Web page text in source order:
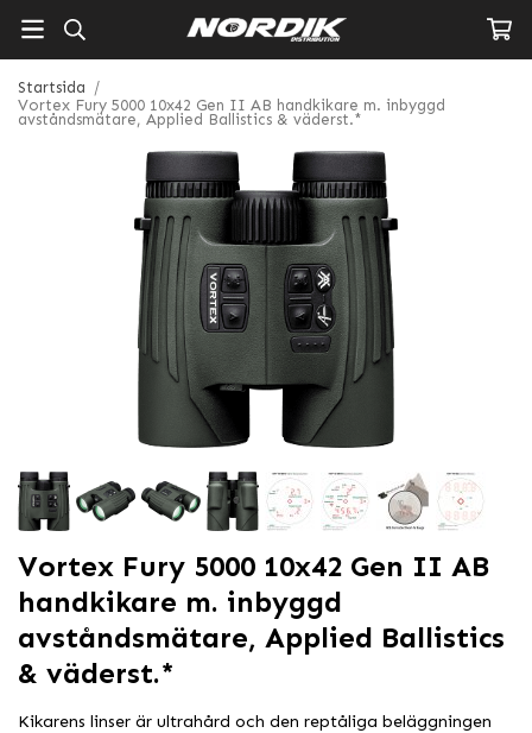
Startsida /
Vortex Fury 5000 10x42 Gen II AB handkikare m. inbyggd
avståndsmätare, Applied Ballistics & väderst.*
Vortex Fury 5000 10x42 Gen II AB
handkikare m. inbyggd
avståndsmätare, Applied Ballistics
& väderst.*
Kikarens linser är ultrahård och den reptåliga beläggningen